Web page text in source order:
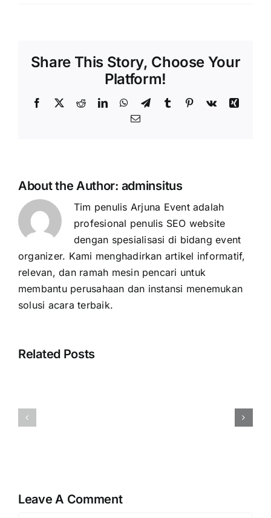
Share This Story, Choose Your
Platform!
Facebook
X RedditLinkedInWhatsApp
TelegramTumblr Pinterest
Vk
Xing
Email
About the Author: adminsitus
Tim penulis Arjuna Event adalah
profesional penulis SEO website
dengan spesialisasi di bidang event
organizer. Kami menghadirkan artikel informatif,
relevan, dan ramah mesin pencari untuk
membantu perusahaan dan instansi menemukan
solusi acara terbaik.
Related Posts
Jakarta
Layanan
Leave A Comment